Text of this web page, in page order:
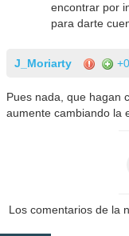
encontrar por
para darte
J_Moriarty +0
Pues nada, que hagan
aumente cambiando la
Los comentarios de la